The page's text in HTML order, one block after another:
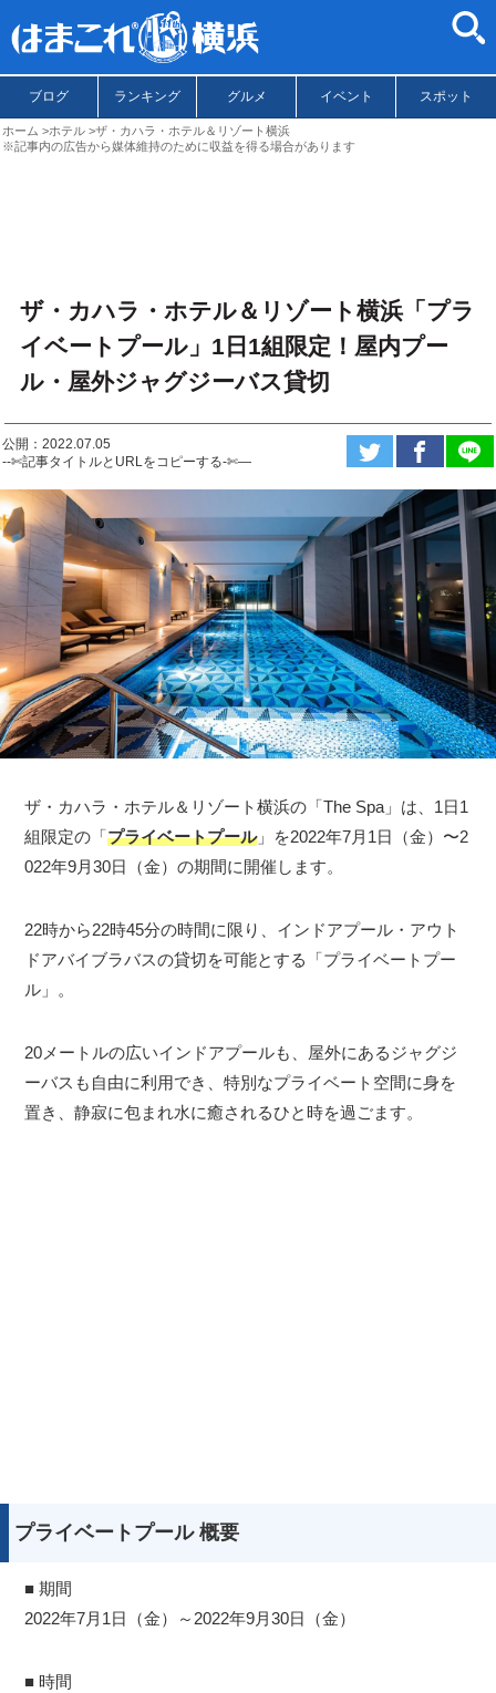
ブログ ランキング グルメ イベント スポット
ホーム ホテル
ザ・カハラ・ホテル＆リゾート横浜
※記事内の広告から媒体維持のために収益を得る場合があります
ザ・カハラ・ホテル＆リゾート横浜「プラ
イベートプール」1日1組限定！屋内プー
ル・屋外ジャグジーバス貸切
公開：2022.07.05
--✄記事タイトルとURLをコピーする-✄—
ザ・カハラ・ホテル＆リゾート横浜の「The Spa」は、1日1
組限定の「プライベートプール」を2022年7月1日（金）〜2
022年9月30日（金）の期間に開催します。
22時から22時45分の時間に限り、インドアプール・アウト
ドアバイブラバスの貸切を可能とする「プライベートプー
ル」。
20メートルの広いインドアプールも、屋外にあるジャグジ
ーバスも自由に利用でき、特別なプライベート空間に身を
置き、静寂に包まれ水に癒されるひと時を過ごます。
プライベートプール 概要
■ 期間
2022年7月1日（金）～2022年9月30日（金）
■ 時間